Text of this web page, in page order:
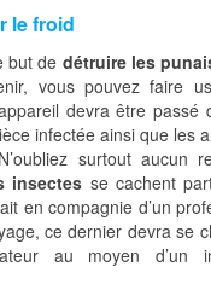
le froid
but de détruire les
vous pouvez faire
devra être passé
infectée ainsi que les
surtout aucun
insectes se cachent
en compagnie d’un
ce dernier devra se
au moyen d’un